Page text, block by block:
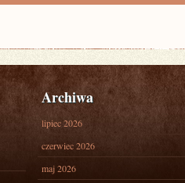
Archiwa
lipiec 2026
czerwiec 2026
maj 2026